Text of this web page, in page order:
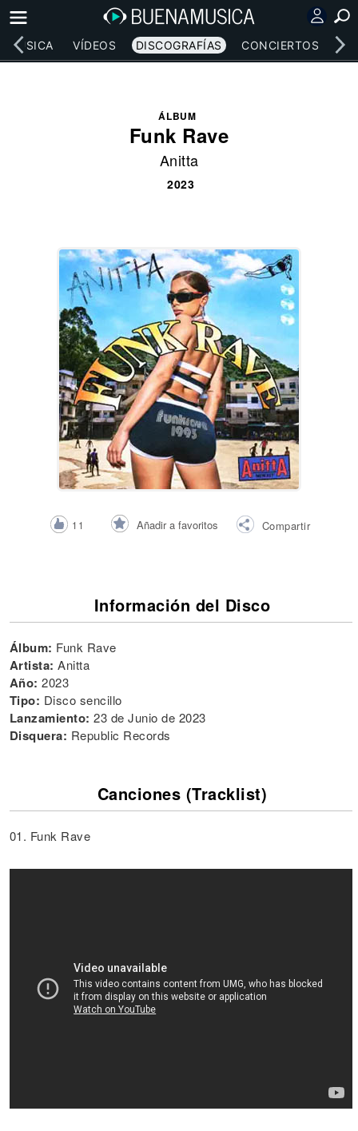
MÚSICA VÍDEOS DISCOGRAFÍAS CONCIERTOS
ÁLBUM
Funk Rave
Anitta
2023
11 Añadir a favoritos Compartir
Información del Disco
Álbum: Funk Rave
Artista: Anitta
Año: 2023
Tipo: Disco sencillo
Lanzamiento: 23 de Junio de 2023
Disquera: Republic Records
Canciones (Tracklist)
01. Funk Rave